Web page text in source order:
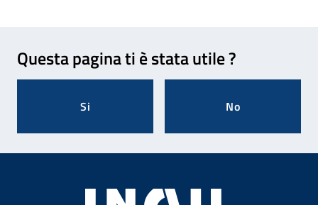
Questa pagina ti è stata utile ?
Si No